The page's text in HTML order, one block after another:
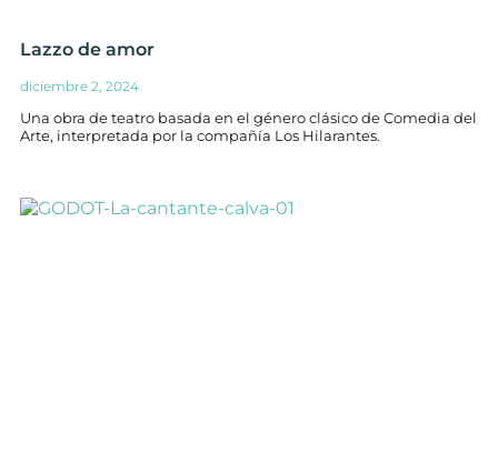
Lazzo de amor
diciembre 2, 2024
Una obra de teatro basada en el género clásico de Comedia del
Arte, interpretada por la compañía Los Hilarantes.